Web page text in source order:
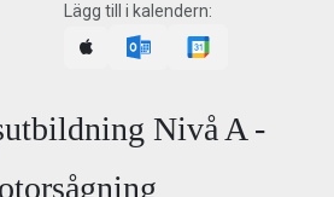
Lägg till i kalendern:
Nivå A -